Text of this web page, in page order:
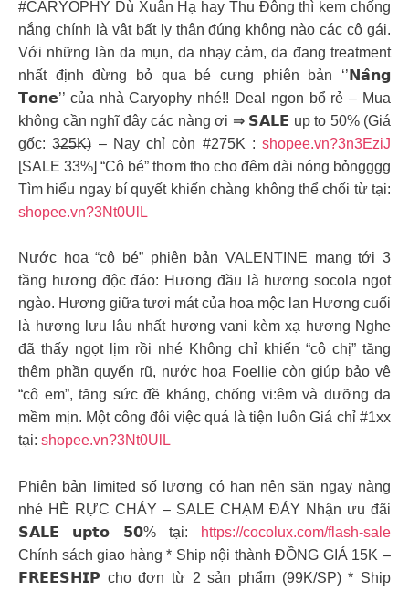
#CARYOPHY Dù Xuân Hạ hay Thu Đông thì kem chống
nắng chính là vật bất ly thân đúng không nào các cô gái.
Với những làn da mụn, da nhạy cảm, da đang treatment
nhất định đừng bỏ qua bé cưng phiên bản ‘’𝗡𝗮̂𝗻𝗴
𝗧𝗼𝗻𝗲’’ của nhà Caryophy nhé!! Deal ngon bổ rẻ – Mua
không cần nghĩ đây các nàng ơi ⇒ 𝗦𝗔𝗟𝗘 up to 50% (Giá
gốc: 3̶̶2̶̶5̶̶K̶) – Nay chỉ còn #275K : shopee.vn?3n3EziJ
[SALE 33%] “Cô bé” thơm tho cho đêm dài nóng bỏngggg
Tìm hiểu ngay bí quyết khiến chàng không thể chối từ tại:
shopee.vn?3Nt0UlL
Nước hoa “cô bé” phiên bản VALENTINE mang tới 3
tầng hương độc đáo: Hương đầu là hương socola ngọt
ngào. Hương giữa tươi mát của hoa mộc lan Hương cuối
là hương lưu lâu nhất hương vani kèm xạ hương Nghe
đã thấy ngọt lịm rồi nhé Không chỉ khiến “cô chị” tăng
thêm phần quyến rũ, nước hoa Foellie còn giúp bảo vệ
“cô em”, tăng sức đề kháng, chống vi:êm và dưỡng da
mềm mịn. Một công đôi việc quá là tiện luôn Giá chỉ #1xx
tại: shopee.vn?3Nt0UlL
Phiên bản limited số lượng có hạn nên săn ngay nàng
nhé HÈ RỰC CHÁY – SALE CHẠM ĐÁY Nhận ưu đãi
𝗦𝗔𝗟𝗘 𝘂𝗽𝘁𝗼 𝟱𝟬% tại:
https://cocolux.com/flash-sale
Chính sách giao hàng * Ship nội thành ĐỒNG GIÁ 15K –
𝗙𝗥𝗘𝗘𝗦𝗛𝗜𝗣 cho đơn từ 2 sản phẩm (99K/SP) * Ship